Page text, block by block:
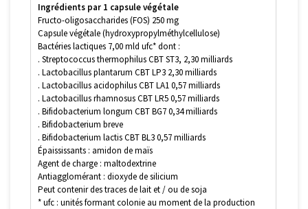
Ingrédients par 1 capsule végétale
Fructo-oligosaccharides (FOS) 250 mg
Capsule végétale (hydroxypropylméthylcellulose)
Bactéries lactiques 7,00 mld ufc* dont :
. Streptococcus thermophilus CBT ST3, 2,30 milliards
. Lactobacillus plantarum CBT LP3 2,30 milliards
. Lactobacillus acidophilus CBT LA1 0,57 milliards
. Lactobacillus rhamnosus CBT LR5 0,57 milliards
. Bifidobacterium longum CBT BG7 0,34 milliards
. Bifidobacterium breve
. Bifidobacterium lactis CBT BL3 0,57 milliards
Épaississants : amidon de maïs
Agent de charge : maltodextrine
Antiagglomérant : dioxyde de silicium
Peut contenir des traces de lait et / ou de soja
* ufc : unités formant colonie au moment de la production